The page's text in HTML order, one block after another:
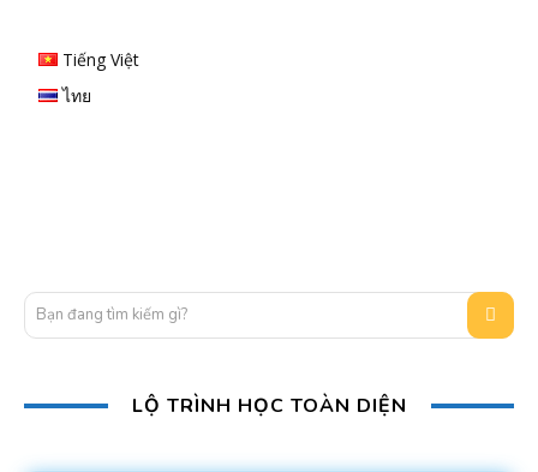
Tiếng Việt
ไทย
Bạn đang tìm kiếm gì?
LỘ TRÌNH HỌC TOÀN DIỆN